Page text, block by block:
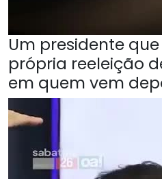
Um presidente
própria reeleição
em quem vem